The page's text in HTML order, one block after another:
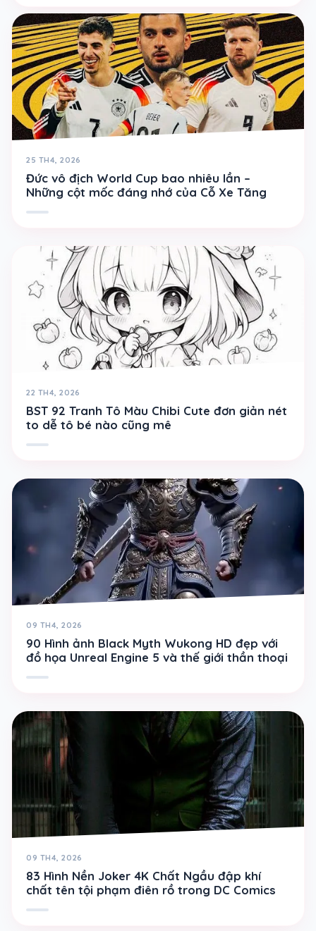
25 TH4, 2026
Đức vô địch World Cup bao nhiêu lần –
Những cột mốc đáng nhớ của Cỗ Xe Tăng
22 TH4, 2026
BST 92 Tranh Tô Màu Chibi Cute đơn giản nét
to dễ tô bé nào cũng mê
09 TH4, 2026
90 Hình ảnh Black Myth Wukong HD đẹp với
đồ họa Unreal Engine 5 và thế giới thần thoại
09 TH4, 2026
83 Hình Nền Joker 4K Chất Ngầu đập khí
chất tên tội phạm điên rồ trong DC Comics